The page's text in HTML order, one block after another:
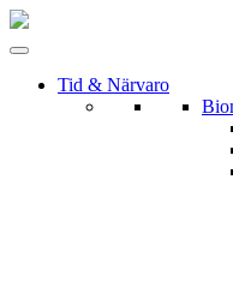
Tid & Närvaro